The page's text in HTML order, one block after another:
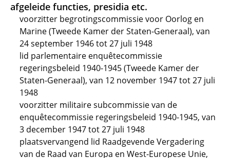
afgeleide functies, presidia etc.
voorzitter begrotingscommissie voor Oorlog en
Marine (Tweede Kamer der Staten-Generaal), van
24 september 1946 tot 27 juli 1948
lid parlementaire enquêtecommissie
regeringsbeleid 1940-1945 (Tweede Kamer der
Staten-Generaal), van 12 november 1947 tot 27 juli
1948
voorzitter militaire subcommissie van de
enquêtecommissie regeringsbeleid 1940-1945, van
3 december 1947 tot 27 juli 1948
plaatsvervangend lid Raadgevende Vergadering
van de Raad van Europa en West-Europese Unie,